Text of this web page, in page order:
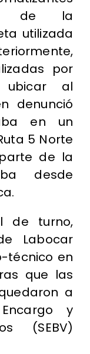
de la
utilizada
por
ubicar al
denunció
en un
5 Norte
de la
desde
de turno,
Labocar
técnico en
que las
a
y
(SEBV)